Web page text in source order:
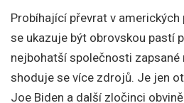
Probíhající převrat v
se ukazuje být obrovskou pastí
nejbohatší společnosti zapsané
shoduje se více zdrojů. Je jen
Joe Biden a další zločinci